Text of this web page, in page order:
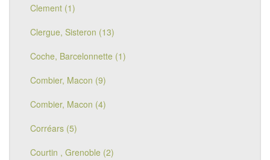
Clement (1)
Clergue, Sisteron (13)
Coche, Barcelonnette (1)
Combier, Macon (9)
Combier, Macon (4)
Corréars (5)
Courtin , Grenoble (2)